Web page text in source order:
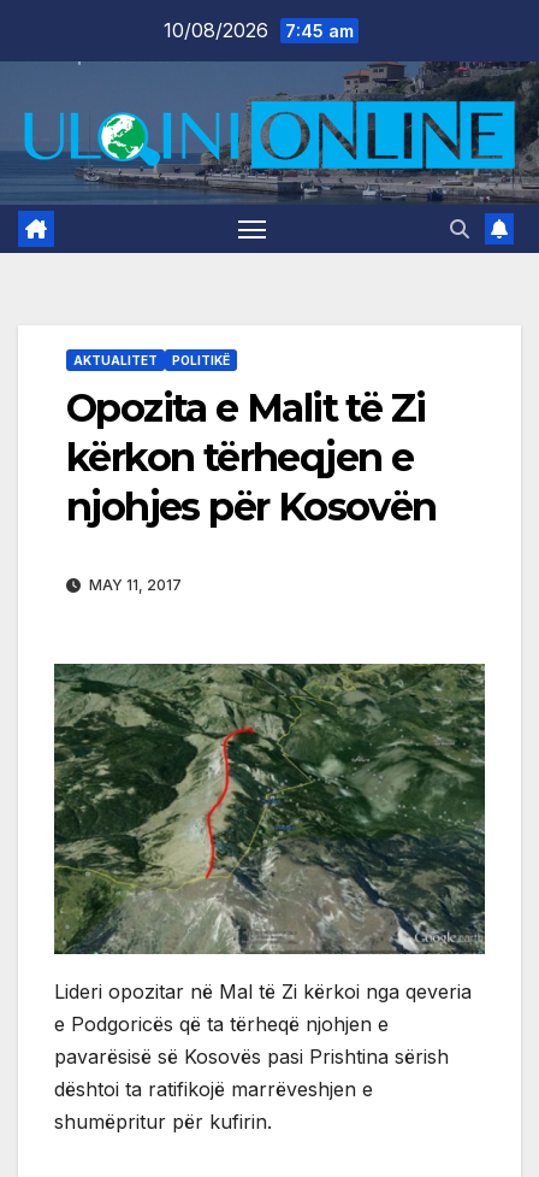
10/08/2026 7:45 am
AKTUALITET POLITIKË
Opozita e Malit të Zi
kërkon tërheqjen e
njohjes për Kosovën
MAY 11, 2017
Lideri opozitar në Mal të Zi kërkoi nga qeveria
e Podgoricës që ta tërheqë njohjen e
pavarësisë së Kosovës pasi Prishtina sërish
dështoi ta ratifikojë marrëveshjen e
shumëpritur për kufirin.